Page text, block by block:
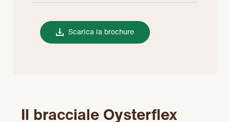
Scarica la brochure
Il bracciale Oysterflex